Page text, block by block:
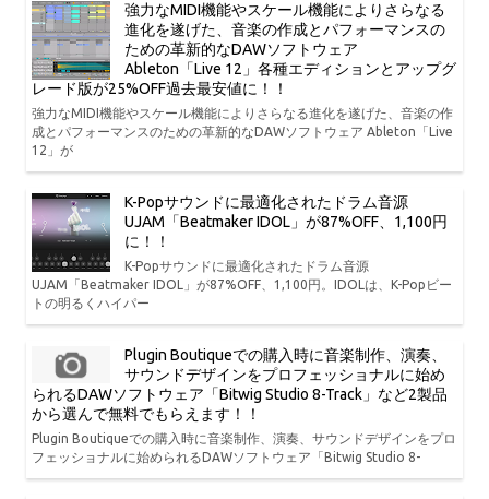
強力なMIDI機能やスケール機能によりさらなる
進化を遂げた、音楽の作成とパフォーマンスの
ための革新的なDAWソフトウェア
Ableton「Live 12」各種エディションとアップグ
レード版が25%OFF過去最安値に！！
強力なMIDI機能やスケール機能によりさらなる進化を遂げた、音楽の作
成とパフォーマンスのための革新的なDAWソフトウェア Ableton「Live
12」が
K-Popサウンドに最適化されたドラム音源
UJAM「Beatmaker IDOL」が87%OFF、1,100円
に！！
K-Popサウンドに最適化されたドラム音源
UJAM「Beatmaker IDOL」が87%OFF、1,100円。IDOLは、K-Popビー
トの明るくハイパー
Plugin Boutiqueでの購入時に音楽制作、演奏、
サウンドデザインをプロフェッショナルに始め
られるDAWソフトウェア「Bitwig Studio 8-Track」など2製品
から選んで無料でもらえます！！
Plugin Boutiqueでの購入時に音楽制作、演奏、サウンドデザインをプロ
フェッショナルに始められるDAWソフトウェア「Bitwig Studio 8-